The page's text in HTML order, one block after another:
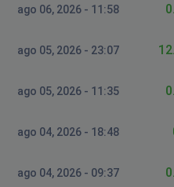
Lorenzo
Non funziona ne l'app rider
Lorenzo
Non funziona ne l'app rider
Lorenzo
ago 06, 2026 - 11:58
ago 05, 2026 - 23:07
ago 05, 2026 - 11:35
ago 04, 2026 - 18:48
ago 04, 2026 - 09:37